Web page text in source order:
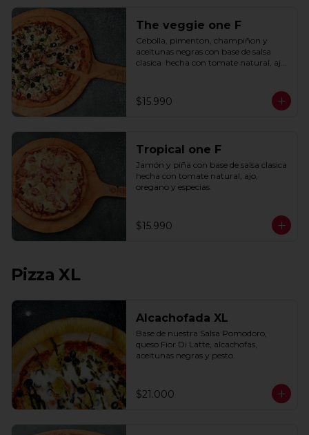
The veggie one F
Cebolla, pimenton, champiñon y
aceitunas negras con base de salsa
clasica  hecha con tomate natural, ajo,
$15.990
Tropical one F
Jamón y piña con base de salsa clasica
hecha con tomate natural, ajo,
oregano y especias.
$15.990
Pizza XL
Alcachofada XL
Base de nuestra Salsa Pomodoro,
queso Fior Di Latte, alcachofas,
aceitunas negras y pesto.
$21.000